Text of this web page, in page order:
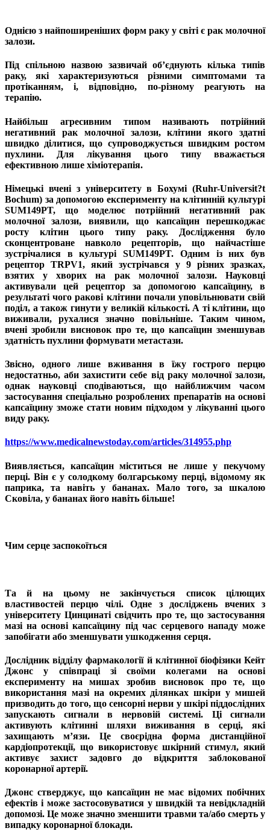
Однією з найпоширеніших форм раку у світі є рак молочної
залози.
Під спільною назвою зазвичай об’єднують кілька типів
раку, які характеризуються різними симптомами та
протіканням, і, відповідно, по-різному реагують на
терапію.
Найбільш агресивним типом називають потрійний
негативний рак молочної залози, клітини якого здатні
швидко ділитися, що супроводжується швидким ростом
пухлини. Для лікування цього типу вважається
ефективною лише хіміотерапія.
Німецькі вчені з університету в Бохумі (Ruhr-Universit?t
Bochum) за допомогою експерименту на клітинній культурі
SUM149PT, що моделює потрійний негативний рак
молочної залози, виявили, що капсаїцин перешкоджає
росту клітин цього типу раку. Дослідження було
сконцентроване навколо рецепторів, що найчастіше
зустрічалися в культурі SUM149PT. Одним із них був
рецептор TRPV1, який зустрічався у 9 різних зразках,
взятих у хворих на рак молочної залози. Науковці
активували цей рецептор за допомогою капсаїцину, в
результаті чого ракові клітини почали уповільнювати свій
поділ, а також гинути у великій кількості. А ті клітини, що
виживали, рухалися значно повільніше. Таким чином,
вчені зробили висновок про те, що капсаїцин зменшував
здатність пухлини формувати метастази.
Звісно, одного лише вживання в їжу гострого перцю
недостатньо, аби захистити себе від раку молочної залози,
однак науковці сподіваються, що найближчим часом
застосування спеціально розроблених препаратів на основі
капсаїцину зможе стати новим підходом у лікуванні цього
виду раку.
https://www.medicalnewstoday.com/articles/314955.php
Виявляється, капсаїцин міститься не лише у пекучому
перці. Він є у солодкому болгарському перці, відомому як
паприка, та навіть у бананах. Мало того, за шкалою
Сковіла, у бананах його навіть більше!
Чим серце заспокоїться
Та й на цьому не закінчується список цілющих
властивостей перцю чілі. Одне з досліджень вчених з
університету Цинцинаті свідчить про те, що застосування
мазі на основі капсаїцину під час серцевого нападу може
запобігати або зменшувати ушкодження серця.
Дослідник відділу фармакології й клітинної біофізики Кейт
Джонс у співпраці зі своїми колегами на основі
експерименту на мишах зробив висновок про те, що
використання мазі на окремих ділянках шкіри у мишей
призводить до того, що сенсорні нерви у шкірі піддослідних
запускають сигнали в нервовій системі. Ці сигнали
активують клітинні шляхи виживання в серці, які
захищають м’язи. Це своєрідна форма дистанційної
кардіопротекції, що використовує шкірний стимул, який
активує захист задовго до відкриття заблокованої
коронарної артерії.
Джонс стверджує, що капсаїцин не має відомих побічних
ефектів і може застосовуватися у швидкій та невідкладній
допомозі. Це може значно зменшити травми та/або смерть у
випадку коронарної блокади.